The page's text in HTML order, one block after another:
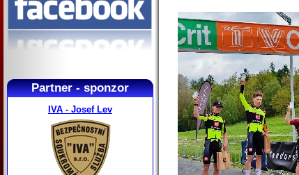
Partner - sponzor
IVA - Josef Lev